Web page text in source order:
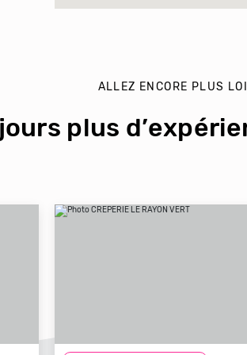
ALLEZ ENCORE PLUS
plus